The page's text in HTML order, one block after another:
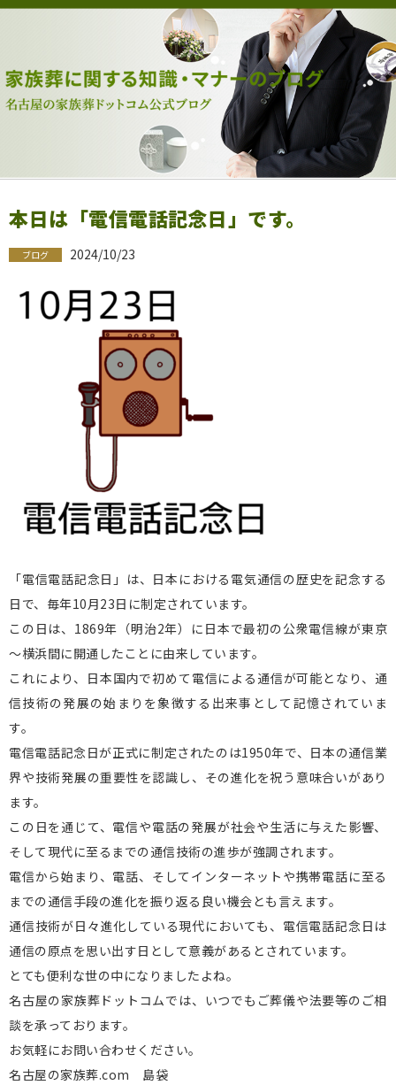
本日は「電信電話記念日」です。
ブログ 2024/10/23
「電信電話記念日」は、日本における電気通信の歴史を記念する
日で、毎年10月23日に制定されています。
この日は、1869年（明治2年）に日本で最初の公衆電信線が東京
～横浜間に開通したことに由来しています。
これにより、日本国内で初めて電信による通信が可能となり、通
信技術の発展の始まりを象徴する出来事として記憶されていま
す。
電信電話記念日が正式に制定されたのは1950年で、日本の通信業
界や技術発展の重要性を認識し、その進化を祝う意味合いがあり
ます。
この日を通じて、電信や電話の発展が社会や生活に与えた影響、
そして現代に至るまでの通信技術の進歩が強調されます。
電信から始まり、電話、そしてインターネットや携帯電話に至る
までの通信手段の進化を振り返る良い機会とも言えます。
通信技術が日々進化している現代においても、電信電話記念日は
通信の原点を思い出す日として意義があるとされています。
とても便利な世の中になりましたよね。
名古屋の家族葬ドットコムでは、いつでもご葬儀や法要等のご相
談を承っております。
お気軽にお問い合わせください。
名古屋の家族葬.com 島袋